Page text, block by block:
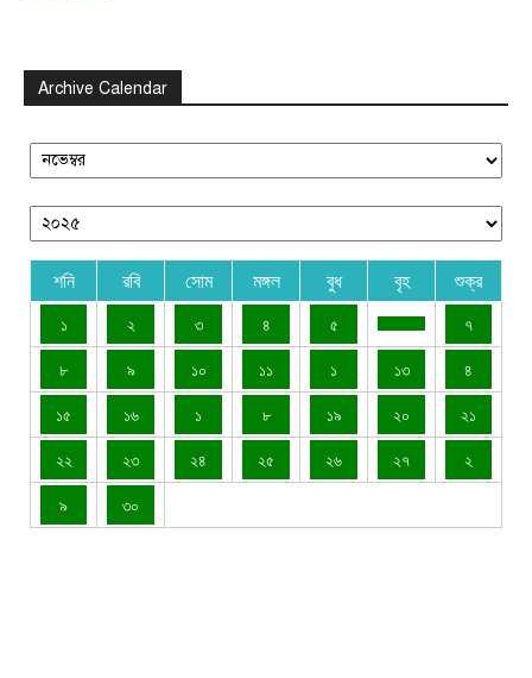
Archive Calendar
শনি রবি সোম মঙ্গল বুধ বৃহ শুক্র
১ ২ ৩ ৪ ৫
৭
৮
৯ ১০ ১১ ১ ১৩
৪
১৫
১৬ ১ ৮ ১৯ ২০
২১
২২
২৩ ২৪ ২৫ ২৬ ২৭
২
৯
৩০